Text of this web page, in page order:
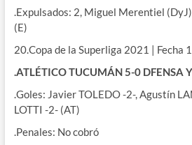
.Expulsados: 2, Miguel Merentiel
(E)
20.Copa de la Superliga 2021 | Fecha
.ATLÉTICO TUCUMÁN 5-0 DFENSA
.Goles: Javier TOLEDO -2-, Agustín
LOTTI -2- (AT)
.Penales: No cobró